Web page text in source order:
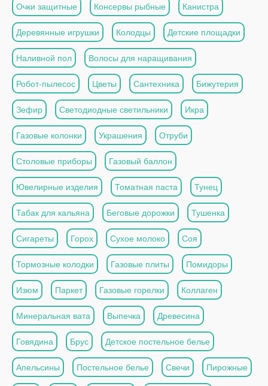
Очки защитные Консервы рыбные Канистра
Деревянные игрушки Колодцы Детские площадки
Наливной пол Волосы для наращивания
Робот-пылесос Цветы Сантехника Бижутерия
Зефир Светодиодные светильники Икра
Газовые колонки Украшения Отруби
Столовые приборы Газовый баллон
Ювелирные изделия Томатная паста Тунец
Табак для кальяна Беговые дорожки Тушенка
Сигареты Горох Сухое молоко Соя
Тормозные колодки Газовые плиты Помидоры
Изюм Паркет Газовые горелки Коллаген
Минеральная вата Выпечка Древесина
Говядина Брус Детское постельное белье
Апельсины Постельное белье Свечи Пирожные